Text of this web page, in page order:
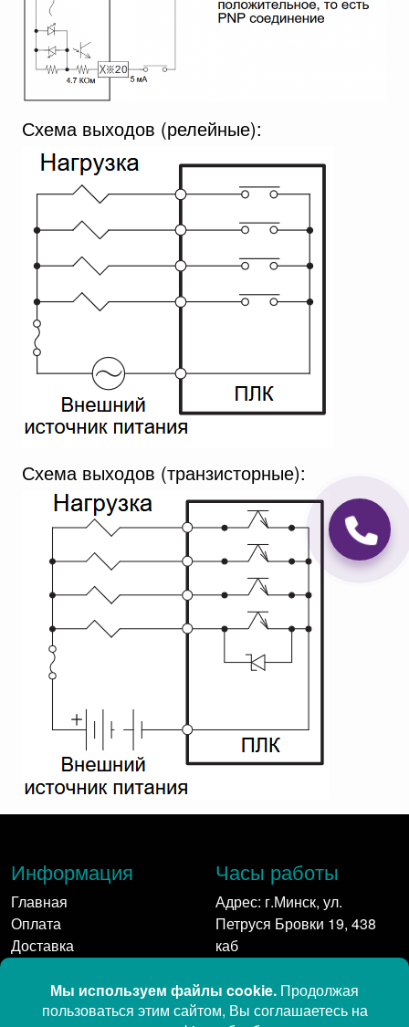
Схема выходов (релейные):
Схема выходов (транзисторные):
Информация
Главная
Оплата
Доставка
Часы работы
Адрес: г.Минск, ул.
Петруся Бровки 19, 438
каб
Контакты Мы в сети: